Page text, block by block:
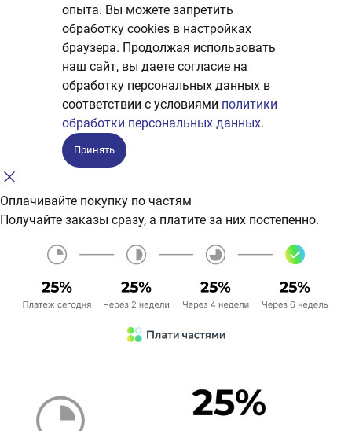
опыта. Вы можете запретить
обработку сookies в настройках
браузера. Продолжая использовать
наш сайт, вы даете согласие на
обработку персональных данных в
соответствии с условиями политики
обработки персональных данных.
Принять
Оплачивайте покупку по частям
Получайте заказы сразу, а платите за них постепенно.